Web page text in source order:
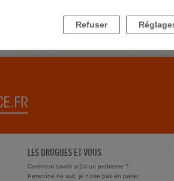
LES DROGUES ET VOUS
Comment savoir si j'ai un problème ?
Personne ne sait, je n'ose pas en parler
Refuser